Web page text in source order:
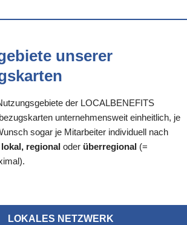
unserer
der LOCALBENEFITS
unternehmensweit einheitlich, je
sogar je Mitarbeiter individuell nach
lokal, regional oder überregional (=
LOKALES NETZWERK